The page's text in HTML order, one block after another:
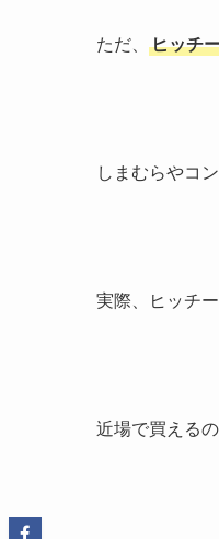
ただ、 ヒッチ
しまむらやコ
実際、ヒッチ
近場で買える